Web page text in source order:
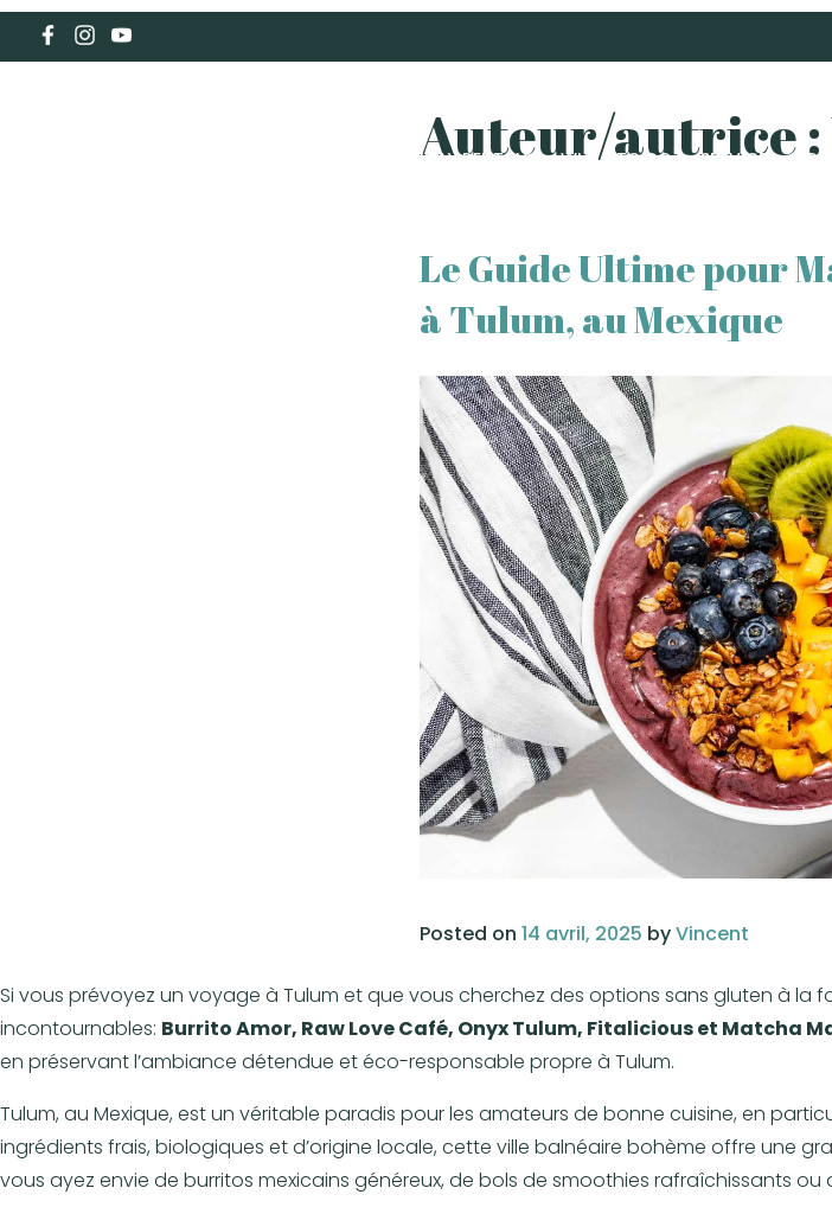
HOLIDAY RENTALS WHAT TO DO SERVICES
Auteur/autrice :
Le Guide Ultime pour
à Tulum, au Mexique
Posted on 14 avril, 2025 byVincent
Si vous prévoyez un voyage à Tulum et que vous cherchez des options sans gluten à la
incontournables: Burrito Amor, Raw Love Café, Onyx Tulum, Fitalicious et Matcha
en préservant l’ambiance détendue et éco-responsable propre à Tulum.
Tulum, au Mexique, est un véritable paradis pour les amateurs de bonne cuisine, en
ingrédients frais, biologiques et d’origine locale, cette ville balnéaire bohème offre une
vous ayez envie de burritos mexicains généreux, de bols de smoothies rafraîchissants ou